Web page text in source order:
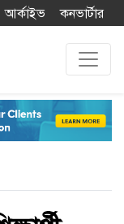
আর্কাইভ কনভার্টার